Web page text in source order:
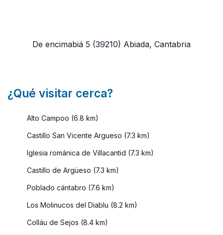
De encimabiá 5 (39210) Abiada, Cantabria
¿Qué visitar cerca?
Alto Campoo (6.8 km)
Castillo San Vicente Argueso (7.3 km)
Iglesia románica de Villacantid (7.3 km)
Castillo de Argüeso (7.3 km)
Poblado cántabro (7.6 km)
Los Molinucos del Diablu (8.2 km)
Colláu de Sejos (8.4 km)